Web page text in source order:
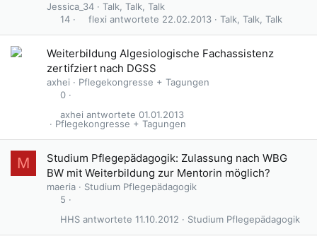
Jessica_34
Talk, Talk, Talk
14
Talk, Talk, Talk
22.02.2013
flexi
Weiterbildung Algesiologische Fachassistenz
zertifziert nach DGSS
axhei
Pflegekongresse + Tagungen
0
Pflegekongresse + Tagungen
01.01.2013
axhei
M
Studium Pflegepädagogik: Zulassung nach WBG
BW mit Weiterbildung zur Mentorin möglich?
maeria
Studium Pflegepädagogik
5
Studium Pflegepädagogik
11.10.2012
HHS